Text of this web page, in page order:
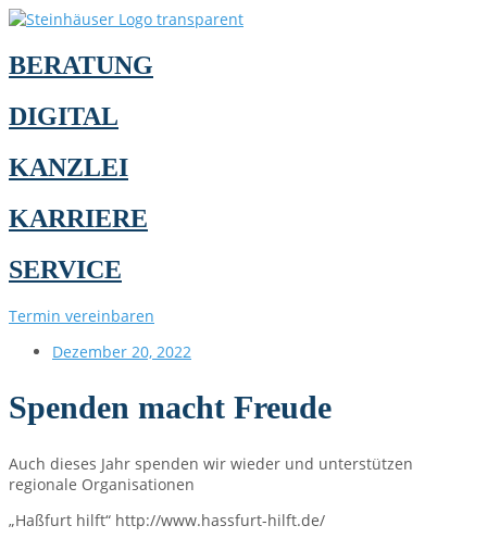
BERATUNG
DIGITAL
KANZLEI
KARRIERE
SERVICE
Termin vereinbaren
Dezember 20, 2022
Spenden macht Freude
Auch dieses Jahr spenden wir wieder und unterstützen
regionale Organisationen
„Haßfurt hilft“ http://www.hassfurt-hilft.de/